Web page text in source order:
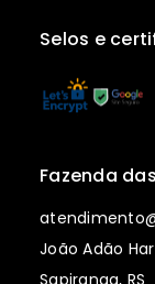
Selos e
Fazenda
João Adão
Sapiranga, RS